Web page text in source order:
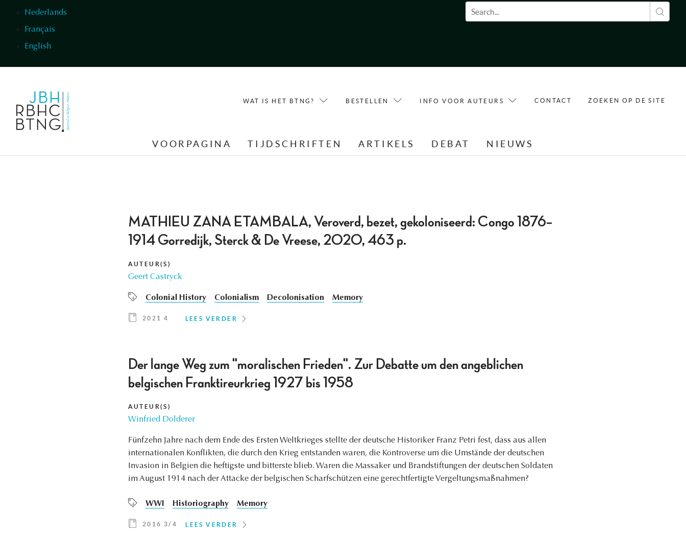
Nederlands
Français
English
Zoekveld
WAT IS HET BTNG? BESTELLEN INFO VOOR AUTEURS CONTACT ZOEKEN OP DE SITE
VOORPAGINA TIJDSCHRIFTEN ARTIKELS DEBAT NIEUWS
MATHIEU ZANA ETAMBALA, Veroverd, bezet, gekoloniseerd: Congo 1876–
1914 Gorredijk, Sterck & De Vreese, 2020, 463 p.
AUTEUR(S)
Geert Castryck
Colonial History Colonialism Decolonisation Memory
2021 4 LEES VERDER
Der lange Weg zum "moralischen Frieden". Zur Debatte um den angeblichen
belgischen Franktireurkrieg 1927 bis 1958
AUTEUR(S)
Winfried Dolderer
Fünfzehn Jahre nach dem Ende des Ersten Weltkrieges stellte der deutsche Historiker Franz Petri fest, dass aus allen
internationalen Konflikten, die durch den Krieg entstanden waren, die Kontroverse um die Umstände der deutschen
Invasion in Belgien die heftigste und bitterste blieb. Waren die Massaker und Brandstiftungen der deutschen Soldaten
im August 1914 nach der Attacke der belgischen Scharfschützen eine gerechtfertigte Vergeltungsmaßnahmen?
WWI Historiography Memory
2016 3/4 LEES VERDER